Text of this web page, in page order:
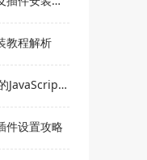
教程解析
特性
件设置攻略